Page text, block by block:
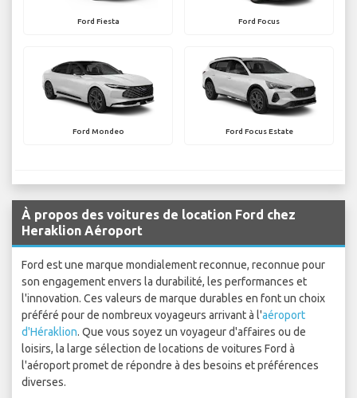
Ford Fiesta Ford Focus
Ford Mondeo Ford Focus Estate
À propos des voitures de location Ford chez
Heraklion Aéroport
Ford est une marque mondialement reconnue, reconnue pour
son engagement envers la durabilité, les performances et
l'innovation. Ces valeurs de marque durables en font un choix
préféré pour de nombreux voyageurs arrivant à l'aéroport
d'Héraklion. Que vous soyez un voyageur d'affaires ou de
loisirs, la large sélection de locations de voitures Ford à
l'aéroport promet de répondre à des besoins et préférences
diverses.